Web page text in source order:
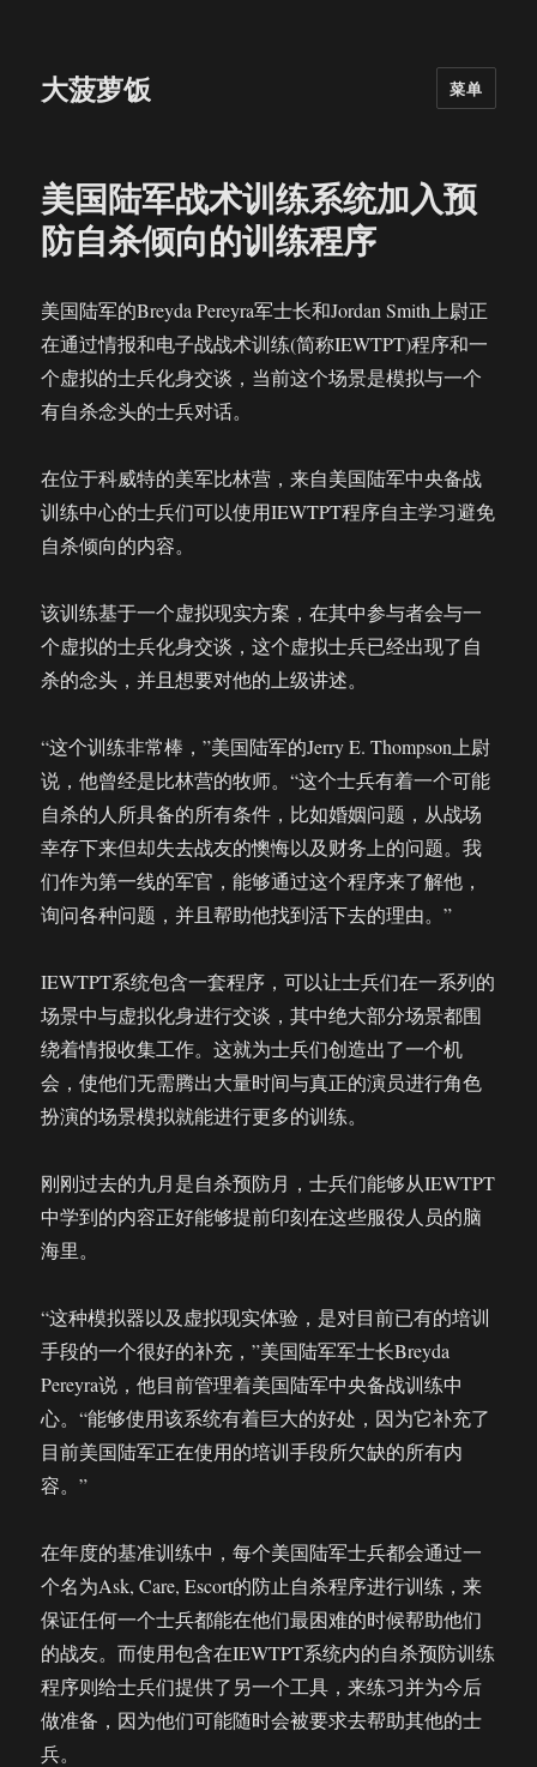
大菠萝饭 菜单
美国陆军战术训练系统加入预
防自杀倾向的训练程序
美国陆军的Breyda Pereyra军士长和Jordan Smith上尉正
在通过情报和电子战战术训练(简称IEWTPT)程序和一
个虚拟的士兵化身交谈，当前这个场景是模拟与一个
有自杀念头的士兵对话。
在位于科威特的美军比林营，来自美国陆军中央备战
训练中心的士兵们可以使用IEWTPT程序自主学习避免
自杀倾向的内容。
该训练基于一个虚拟现实方案，在其中参与者会与一
个虚拟的士兵化身交谈，这个虚拟士兵已经出现了自
杀的念头，并且想要对他的上级讲述。
“这个训练非常棒，”美国陆军的Jerry E. Thompson上尉
说，他曾经是比林营的牧师。“这个士兵有着一个可能
自杀的人所具备的所有条件，比如婚姻问题，从战场
幸存下来但却失去战友的懊悔以及财务上的问题。我
们作为第一线的军官，能够通过这个程序来了解他，
询问各种问题，并且帮助他找到活下去的理由。”
IEWTPT系统包含一套程序，可以让士兵们在一系列的
场景中与虚拟化身进行交谈，其中绝大部分场景都围
绕着情报收集工作。这就为士兵们创造出了一个机
会，使他们无需腾出大量时间与真正的演员进行角色
扮演的场景模拟就能进行更多的训练。
刚刚过去的九月是自杀预防月，士兵们能够从IEWTPT
中学到的内容正好能够提前印刻在这些服役人员的脑
海里。
“这种模拟器以及虚拟现实体验，是对目前已有的培训
手段的一个很好的补充，”美国陆军军士长Breyda
Pereyra说，他目前管理着美国陆军中央备战训练中
心。“能够使用该系统有着巨大的好处，因为它补充了
目前美国陆军正在使用的培训手段所欠缺的所有内
容。”
在年度的基准训练中，每个美国陆军士兵都会通过一
个名为Ask, Care, Escort的防止自杀程序进行训练，来
保证任何一个士兵都能在他们最困难的时候帮助他们
的战友。而使用包含在IEWTPT系统内的自杀预防训练
程序则给士兵们提供了另一个工具，来练习并为今后
做准备，因为他们可能随时会被要求去帮助其他的士
兵。